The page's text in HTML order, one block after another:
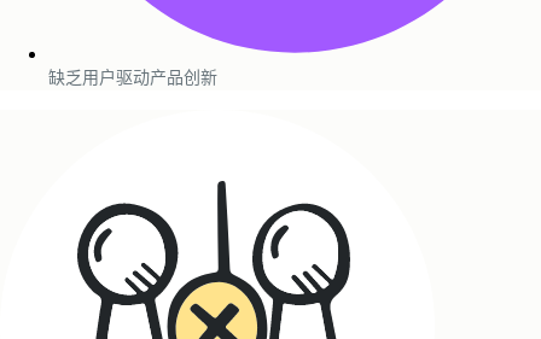
缺乏用户驱动产品创新